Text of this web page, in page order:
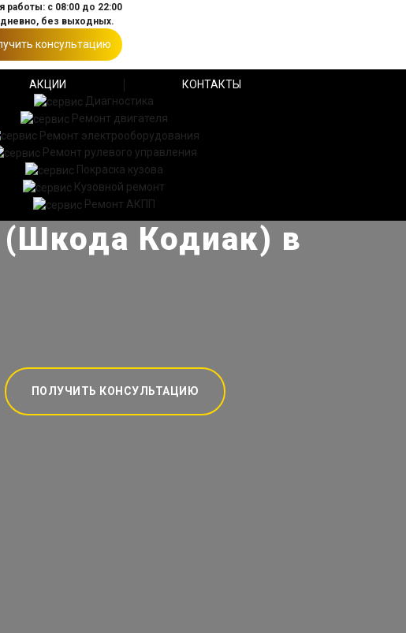
работы: с 08:00 до 22:00
без выходных.
консультацию
АКЦИИ
КОНТАКТЫ
Диагностика
Ремонт двигателя
Ремонт электрооборудования
Ремонт рулевого управления
Покраска кузова
Кузовной ремонт
Ремонт АКПП
(Шкода Кодиак) в
ПОЛУЧИТЬ КОНСУЛЬТАЦИЮ